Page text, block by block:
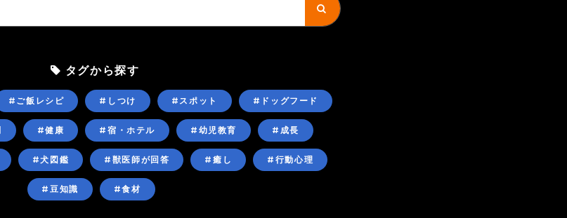
タグから探す
#ご飯レシピ #しつけ #スポット #ドッグフード
#健康 #宿・ホテル #幼児教育 #成長
#犬図鑑 #獣医師が回答 #癒し #行動心理
#豆知識 #食材